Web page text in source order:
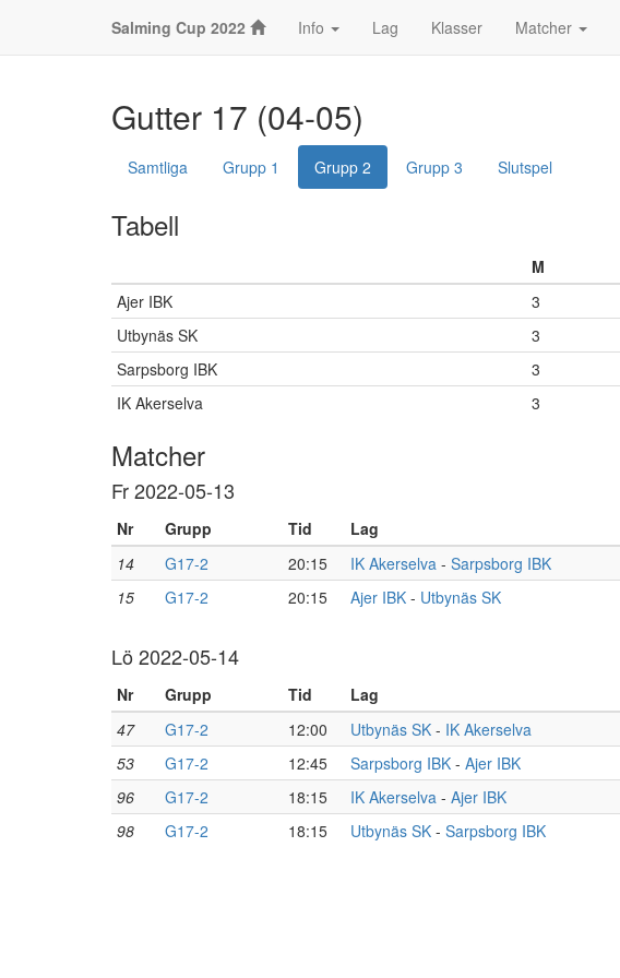
Salming Cup 2022 Info Lag Klasser Matcher
Gutter 17 (04-05)
Samtliga Grupp 1 Grupp 2 Grupp 3 Slutspel
Tabell
M
Ajer IBK
3
Utbynäs SK
3
Sarpsborg IBK
3
IK Akerselva
3
Matcher
Fr 2022-05-13
Nr Grupp Tid Lag
14
G17-2 20:15 IK Akerselva - Sarpsborg IBK
15
G17-2 20:15 Ajer IBK - Utbynäs SK
Lö 2022-05-14
Nr Grupp Tid Lag
47
G17-2 12:00 Utbynäs SK - IK Akerselva
53
G17-2 12:45 Sarpsborg IBK - Ajer IBK
96
G17-2 18:15 IK Akerselva - Ajer IBK
98
G17-2 18:15 Utbynäs SK - Sarpsborg IBK